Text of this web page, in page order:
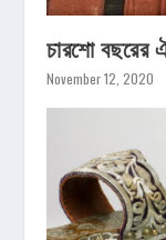
চারশো বছরের
November 12, 2020